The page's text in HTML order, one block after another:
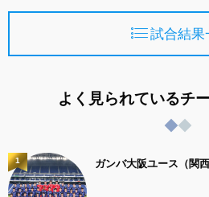
試合結果
よく見られているチ
ガンバ大阪ユース（関
1